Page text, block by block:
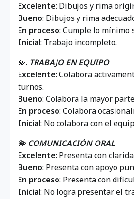
Excelente: Dibujos y rima
Bueno: Dibujos y rima
En proceso: Cumple lo mínimo
Inicial: Trabajo incompleto.
💫. TRABAJO EN EQUIPO
Excelente: Colabora
turnos.
Bueno: Colabora la mayor
En proceso: Colabora
Inicial: No colabora con el
💫 COMUNICACIÓN ORAL
Excelente: Presenta con
Bueno: Presenta con apoyo
En proceso: Presenta con
Inicial: No logra presentar el